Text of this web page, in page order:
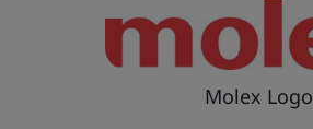
Molex Logo